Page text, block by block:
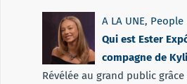
A LA UNE, People
Qui est Ester
compagne de
Révélée au grand public